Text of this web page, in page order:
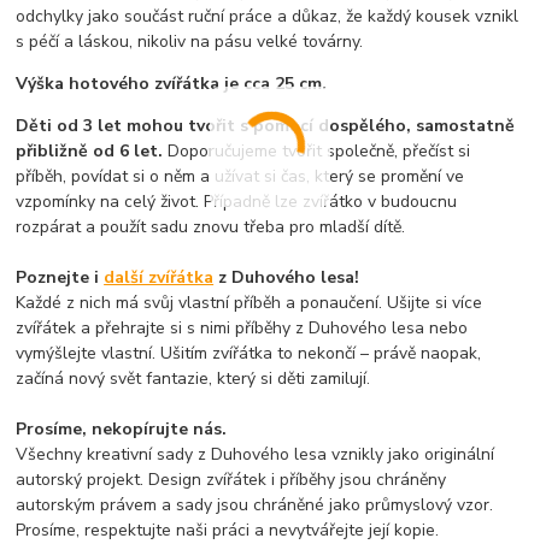
odchylky jako součást ruční práce a důkaz, že každý kousek vznikl
s péčí a láskou, nikoliv na pásu velké továrny.
Výška hotového zvířátka je cca 25 cm.
Děti od 3 let mohou tvořit s pomocí dospělého, samostatně
přibližně od 6 let. Doporučujeme tvořit společně, přečíst si
příběh, povídat si o něm a užívat si čas, který se promění ve
vzpomínky na celý život. Případně lze zvířátko v budoucnu
rozpárat a použít sadu znovu třeba pro mladší dítě.
Poznejte i další zvířátka z Duhového lesa!
Každé z nich má svůj vlastní příběh a ponaučení. Ušijte si více
zvířátek a přehrajte si s nimi příběhy z Duhového lesa nebo
vymýšlejte vlastní. Ušitím zvířátka to nekončí – právě naopak,
začíná nový svět fantazie, který si děti zamilují.
Prosíme, nekopírujte nás.
Všechny kreativní sady z Duhového lesa vznikly jako originální
autorský projekt. Design zvířátek i příběhy jsou chráněny
autorským právem a sady jsou chráněné jako průmyslový vzor.
Prosíme, respektujte naši práci a nevytvářejte její kopie.